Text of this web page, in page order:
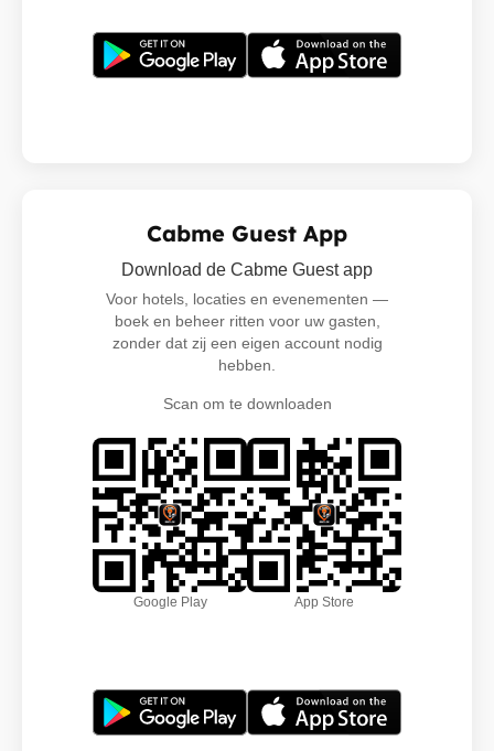
Cabme Guest App
Download de Cabme Guest app
Voor hotels, locaties en evenementen —
boek en beheer ritten voor uw gasten,
zonder dat zij een eigen account nodig
hebben.
Scan om te downloaden
Google Play App Store